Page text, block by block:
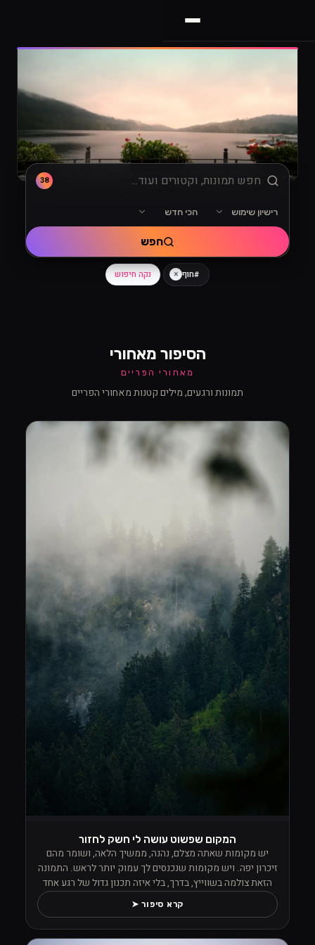
38
רישיון שימוש
רישיון שימושמיון הכי חדש
חפש
#חוף × נקה חיפוש
הסיפור מאחורי
מאחורי הפריים
תמונות ורגעים, מילים קטנות מאחורי הפריים
המקום שפשוט עושה לי חשק לחזור
יש מקומות שאתה מצלם, נהנה, ממשיך הלאה, ושומר מהם
זיכרון יפה. ויש מקומות שנכנסים לך עמוק יותר לראש. התמונה
הזאת צולמה בשווייץ, בדרך, בלי איזה תכנון גדול של רגע אחד
מסוים, אבל מהרגע שראיתי את הנוף הזה פשוט לא הפסקתי
לצלם. העננים ישבו נמוך בין העצים, הערפל טייל בתוך היער,
והכול הרגיש כאילו הטבע החליט פתאום לתת הופעה פרטית למי
קרא סיפור ➤